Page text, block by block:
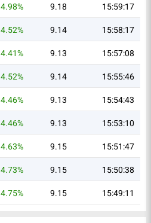
15:59:17
9.18
4.98%
15:58:17
9.14
4.52%
15:57:08
9.13
4.41%
15:55:46
9.14
4.52%
15:54:43
9.13
4.46%
15:53:10
9.13
4.46%
15:51:47
9.15
4.63%
15:50:38
9.15
4.73%
15:49:11
9.15
4.75%